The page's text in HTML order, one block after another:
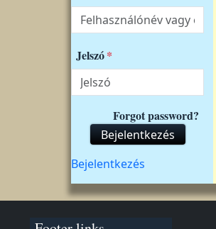
Jelszó
Forgot password?
Bejelentkezés
Felhasználói fiók menüje
Bejelentkezés